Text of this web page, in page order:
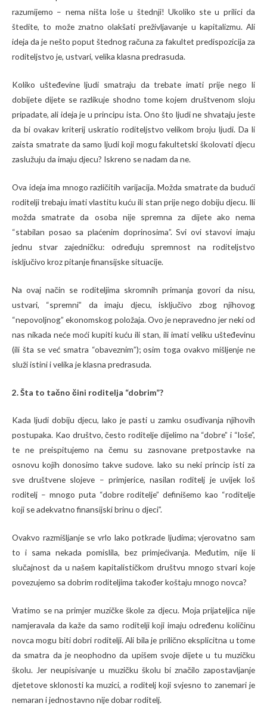
razumijemo – nema ništa loše u štednji! Ukoliko ste u prilici da
štedite, to može znatno olakšati preživljavanje u kapitalizmu. Ali
ideja da je nešto poput štednog računa za fakultet predispozicija za
roditeljstvo je, ustvari, velika klasna predrasuda.
Koliko ušteđevine ljudi smatraju da trebate imati prije nego li
dobijete dijete se razlikuje shodno tome kojem društvenom sloju
pripadate, ali ideja je u principu ista. Ono što ljudi ne shvataju jeste
da bi ovakav kriterij uskratio roditeljstvo velikom broju ljudi. Da li
zaista smatrate da samo ljudi koji mogu fakultetski školovati djecu
zaslužuju da imaju djecu? Iskreno se nadam da ne.
Ova ideja ima mnogo različitih varijacija. Možda smatrate da budući
roditelji trebaju imati vlastitu kuću ili stan prije nego dobiju djecu. Ili
možda smatrate da osoba nije spremna za dijete ako nema
“stabilan posao sa plaćenim doprinosima”. Svi ovi stavovi imaju
jednu stvar zajedničku: određuju spremnost na roditeljstvo
isključivo kroz pitanje finansijske situacije.
Na ovaj način se roditeljima skromnih primanja govori da nisu,
ustvari, “spremni” da imaju djecu, isključivo zbog njihovog
“nepovoljnog” ekonomskog položaja. Ovo je nepravedno jer neki od
nas nikada neće moći kupiti kuću ili stan, ili imati veliku ušteđevinu
(ili šta se već smatra “obaveznim”); osim toga ovakvo mišljenje ne
služi istini i velika je klasna predrasuda.
2. Šta to tačno čini roditelja “dobrim”?
Kada ljudi dobiju djecu, lako je pasti u zamku osuđivanja njihovih
postupaka. Kao društvo, često roditelje dijelimo na “dobre” i “loše”,
te ne preispitujemo na čemu su zasnovane pretpostavke na
osnovu kojih donosimo takve sudove. Iako su neki princip isti za
sve društvene slojeve – primjerice, nasilan roditelj je uvijek loš
roditelj – mnogo puta “dobre roditelje” definišemo kao “roditelje
koji se adekvatno finansijski brinu o djeci”.
Ovakvo razmišljanje se vrlo lako potkrade ljudima; vjerovatno sam
to i sama nekada pomislila, bez primjećivanja. Međutim, nije li
slučajnost da u našem kapitalističkom društvu mnogo stvari koje
povezujemo sa dobrim roditeljima također koštaju mnogo novca?
Vratimo se na primjer muzičke škole za djecu. Moja prijateljica nije
namjeravala da kaže da samo roditelji koji imaju određenu količinu
novca mogu biti dobri roditelji. Ali bila je prilično eksplicitna u tome
da smatra da je neophodno da upišem svoje dijete u tu muzičku
školu. Jer neupisivanje u muzičku školu bi značilo zapostavljanje
djetetove sklonosti ka muzici, a roditelj koji svjesno to zanemari je
nemaran i jednostavno nije dobar roditelj.